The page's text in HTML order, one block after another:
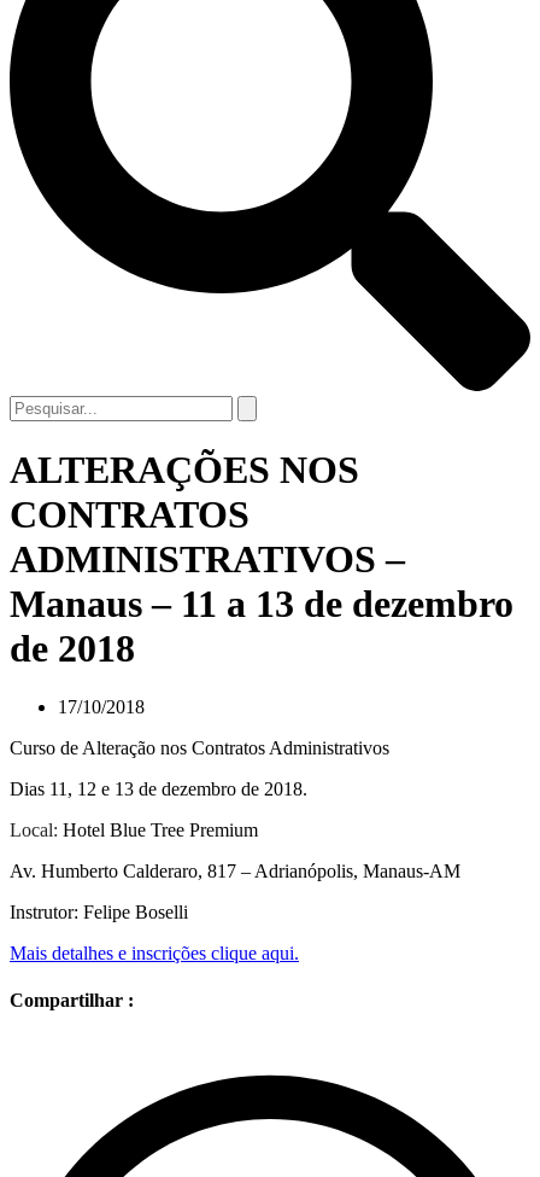
ALTERAÇÕES NOS
CONTRATOS
ADMINISTRATIVOS –
Manaus – 11 a 13 de dezembro
de 2018
17/10/2018
Curso de Alteração nos Contratos Administrativos
Dias 11, 12 e 13 de dezembro de 2018.
Local: Hotel Blue Tree Premium
Av. Humberto Calderaro, 817 – Adrianópolis, Manaus-AM
Instrutor: Felipe Boselli
Mais detalhes e inscrições clique aqui.
Compartilhar :